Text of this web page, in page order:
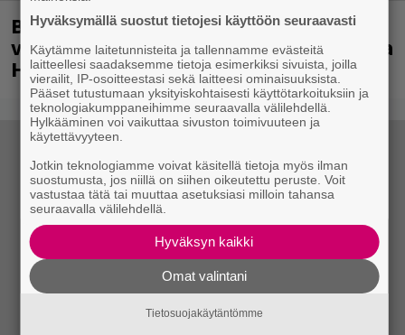
Blind Channel palaa puolentoista
vuoden tauolta – uusi levy ja jättikeikka
Helsingissä tulossa
Hyväksymällä suostut tietojesi käyttöön seuraavasti
Käytämme laitetunnisteita ja tallennamme evästeitä
laitteellesi saadaksemme tietoja esimerkiksi sivuista, joilla
vierailit, IP-osoitteestasi sekä laitteesi ominaisuuksista.
Pääset tutustumaan yksityiskohtaisesti käyttötarkoituksiin ja
teknologiakumppaneihimme seuraavalla välilehdellä.
Hylkääminen voi vaikuttaa sivuston toimivuuteen ja
käytettävyyteen.
Jotkin teknologiamme voivat käsitellä tietoja myös ilman
suostumusta, jos niillä on siihen oikeutettu peruste. Voit
vastustaa tätä tai muuttaa asetuksiasi milloin tahansa
seuraavalla välilehdellä.
Hyväksyn kaikki
Omat valintani
Tietosuojakäytäntömme